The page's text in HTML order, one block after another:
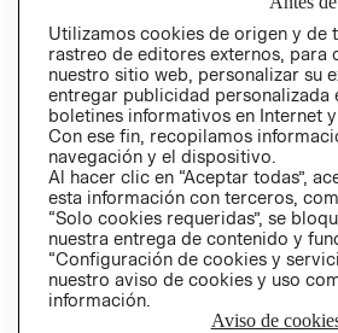
Perú (S/)
CAMBIAR REGIÓN
Utilizamos cookies de origen y de
rastreo de editores externos,
nuestro sitio web, personalizar su
entregar publicidad personalizada
boletines informativos en Internet
Con ese fin, recopilamos
navegación y el dispositivo.
Al hacer clic en “Aceptar todas”,
esta información con terceros,
“Solo cookies requeridas”, se
nuestra entrega de contenido y
“Configuración de cookies y
nuestro aviso de cookies y uso
información.
Aviso de